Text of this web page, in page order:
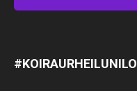
#KOIRAURHEILUNILO